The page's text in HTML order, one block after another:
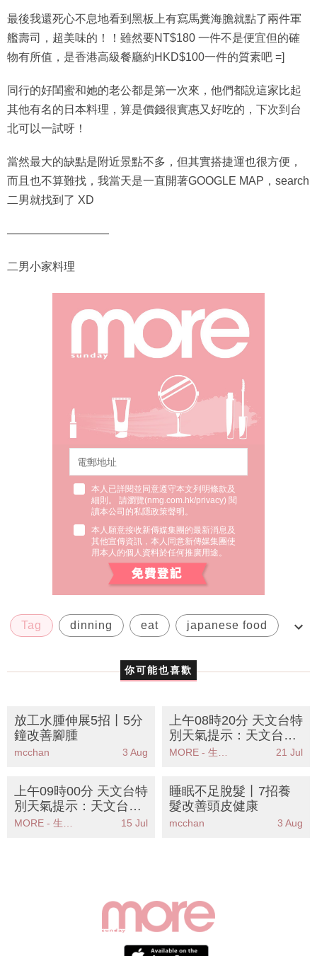
艦壽司，超美味的！！雖然要NT$180 一件不是便宜但的確
物有所值，是香港高級餐廳約HKD$100一件的質素吧 =]
其他有名的日本料理，算是價錢很實惠又好吃的，下次到台
北可以一試呀！
而且也不算難找，我當天是一直開著GOOGLE MAP，search
二男就找到了 XD
讀本公司的私隱政策聲明。
本人願意接收新傳媒集團的最新消息及
用本人的個人資料於任何推廣用途。
taipei
鐘改善腳腫
mcchan
別天氣提示：天文台發
出特別天氣提示強雷雨
區移動影響本港
MORE - 生活品味 21 Jul
別天氣提示：天文台發
出特別天氣提示雷雨區
逼近本港部分地區雨勢
MORE - 生活品味 15 Jul
髮改善頭皮健康
mcchan